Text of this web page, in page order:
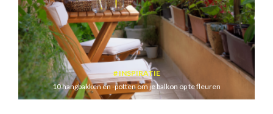
INSPIRATIE
10 hangbakken en -potten om je balkon op te fleuren